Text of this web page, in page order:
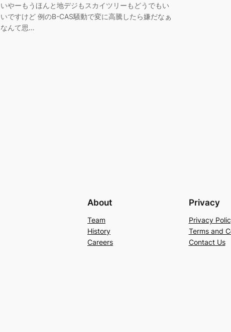
いやーもうほんと地デジもスカイツリーもどうでもい
いですけど 例のB-CAS騒動で変に高騰したら嫌だなぁ
なんて思…
About
Team
History
Careers
Privacy
Privacy
Terms and
Contact Us